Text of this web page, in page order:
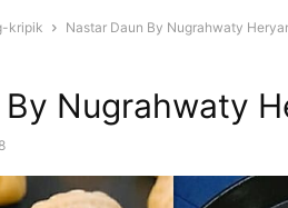
kripik Nastar Daun By Nugrahwaty
Nugrahwaty